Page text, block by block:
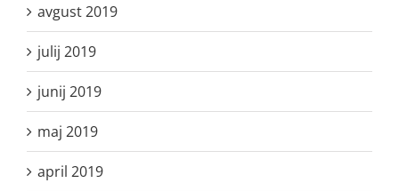
avgust 2019
julij 2019
junij 2019
maj 2019
april 2019